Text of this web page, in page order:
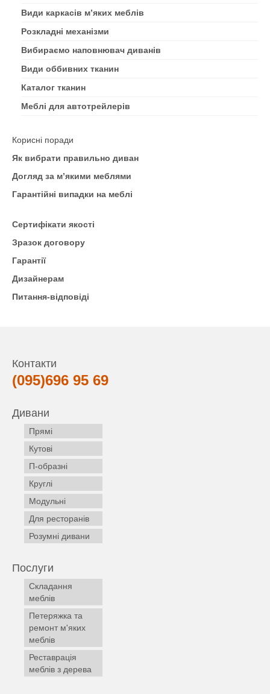
Види каркасів м’яких меблів
Розкладні механізми
Вибираємо наповнювач диванів
Види оббивних тканин
Каталог тканин
Меблі для автотрейлерів
Корисні поради
Як вибрати правильно диван
Догляд за м’якими меблями
Гарантійні випадки на меблі
Сертифікати якості
Зразок договору
Гарантії
Дизайнерам
Питання-відповіді
Контакти
(095)696 95 69
Дивани
Прямі
Кутові
П-образні
Круглі
Модульні
Для ресторанів
Розумні дивани
Послуги
Складання
меблів
Петеряжка та
ремонт м'яких
меблів
Реставрація
меблів з дерева